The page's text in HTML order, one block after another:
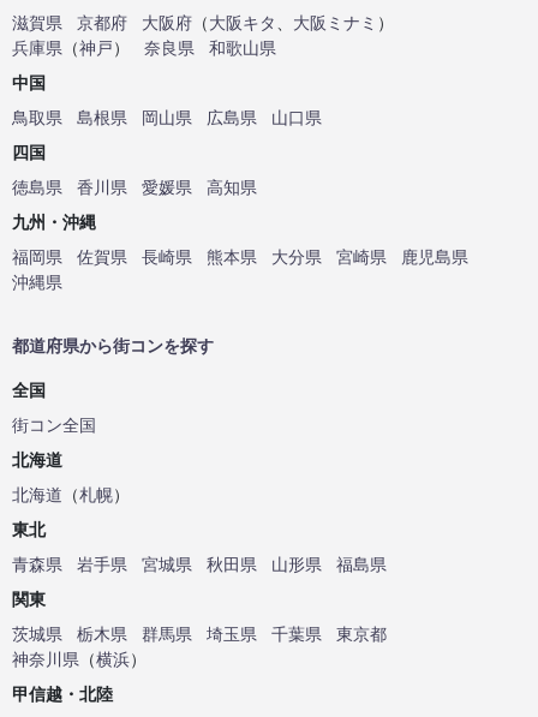
滋賀県
京都府 大阪府 （大阪キタ 大阪ミナミ ）
兵庫県 （神戸） 奈良県
和歌山県
中国
鳥取県
島根県 岡山県 広島県
山口県
四国
徳島県
香川県 愛媛県
高知県
九州・沖縄
福岡県
佐賀県 長崎県 熊本県 大分県 宮崎県
鹿児島県
沖縄県
都道府県から街コンを探す
全国
街コン全国
北海道
北海道 （札幌）
東北
青森県
岩手県 宮城県 秋田県 山形県
福島県
関東
茨城県
栃木県 群馬県 埼玉県 千葉県
東京都
神奈川県 （横浜）
甲信越・北陸